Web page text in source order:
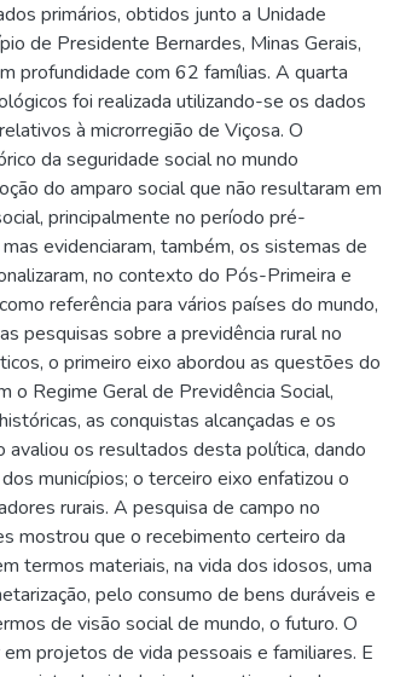
primários, obtidos junto a Unidade
de Presidente Bernardes, Minas Gerais,
profundidade com 62 famílias. A quarta
foi realizada utilizando-se os dados
à microrregião de Viçosa. O
da seguridade social no mundo
do amparo social que não resultaram em
principalmente no período pré-
evidenciaram, também, os sistemas de
no contexto do Pós-Primeira e
referência para vários países do mundo,
pesquisas sobre a previdência rural no
o primeiro eixo abordou as questões do
o Regime Geral de Previdência Social,
as conquistas alcançadas e os
avaliou os resultados desta política, dando
municípios; o terceiro eixo enfatizou o
rurais. A pesquisa de campo no
mostrou que o recebimento certeiro da
termos materiais, na vida dos idosos, uma
pelo consumo de bens duráveis e
de visão social de mundo, o futuro. O
projetos de vida pessoais e familiares. E